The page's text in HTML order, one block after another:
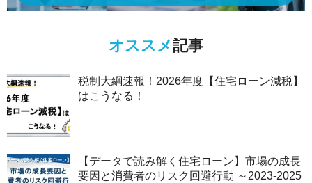
オススメ記事
税制大綱速報！2026年度【住宅ローン減税】
はこうなる！
【データで読み解く住宅ローン】市場の成長
要因と消費者のリスク回避行動 ～2023-2025